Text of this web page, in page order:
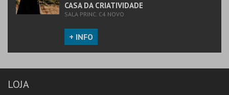
CASA DA CRIATIVIDADE
SALA PRINC. C4 NOVO
+ INFO
LOJA